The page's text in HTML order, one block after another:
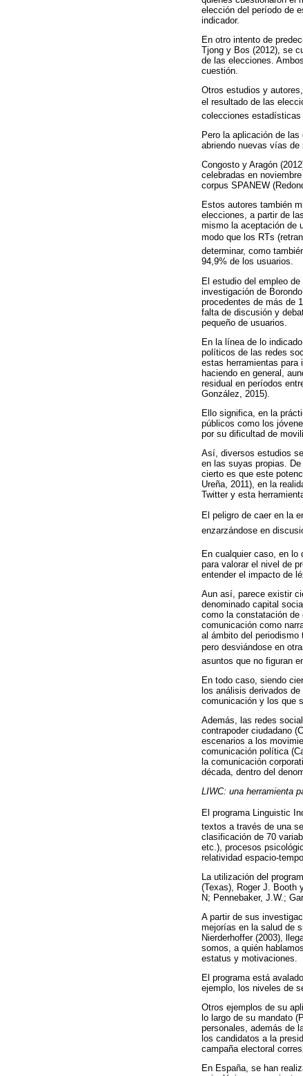
elección del período de
indicador.
En otro intento de
Tjong y Bos (2012), se
de las elecciones.
cuestión.
Otros estudios y
el resultado de las
colecciones estadísticas
Pero la aplicación de
abriendo nuevas vías
Congosto y Aragón
celebradas en
corpus SPANEW
Estos autores también
elecciones, a partir de
mismo la aceptación de
modo que los RTs
determinar, como
94,9% de los usuarios.
El estudio del empleo
investigación de
procedentes de más de
falta de discusión y
pequeño de usuarios.
En la línea de lo
políticos de las redes
estas herramientas para
haciendo en general,
residual en períodos
González, 2015).
Ello significa, en la
públicos como los
por su dificultad de
Así, diversos estudios
en las suyas propias.
cierto es que este
Ureña, 2011), en la
Twitter y esta
El peligro de caer en la
enzarzándose en
En cualquier caso, en lo
para valorar el nivel de
entender el impacto de
Aun así, parece existir
denominado capital
como la constatación de
comunicación como
al ámbito del
pero desviándose en
asuntos que no figuran
En todo caso, siendo
los análisis derivados
comunicación y los que
Además, las redes
contrapoder ciudadano
escenarios a los
comunicación política
la comunicación
década, dentro del
LIWC: una herramienta
El programa Linguistic
textos a través de una
clasificación de 70
etc.), procesos
relatividad espacio-
La utilización del
(Texas), Roger J. Booth
N; Pennebaker, J.W.;
A partir de sus
mejorías en la salud de
Nierderhoffer (2003),
somos, a quién
estatus y motivaciones.
El programa está
ejemplo, los niveles de
Otros ejemplos de su
lo largo de su mandato
personales, además de
los candidatos a la
campaña electoral
En España, se han